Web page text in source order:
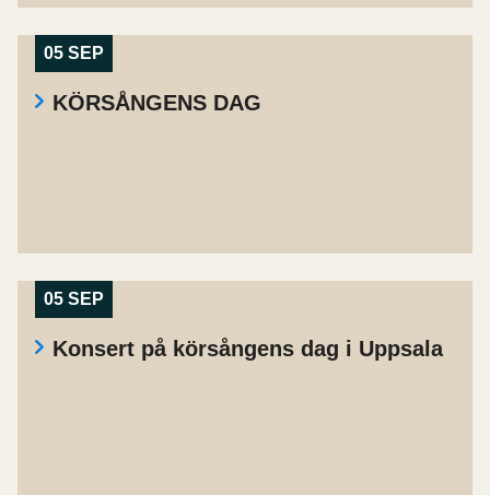
05 SEP
KÖRSÅNGENS DAG
05 SEP
Konsert på körsångens dag i Uppsala